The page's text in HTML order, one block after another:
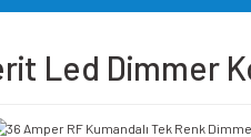
Led Dimmer